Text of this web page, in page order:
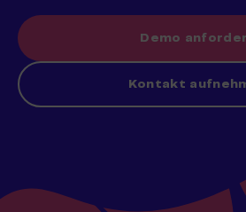
Demo
Kontakt